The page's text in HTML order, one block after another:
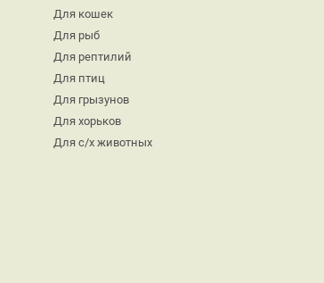
Для кошек
Для рыб
Для рептилий
Для птиц
Для грызунов
Для хорьков
Для с/х животных